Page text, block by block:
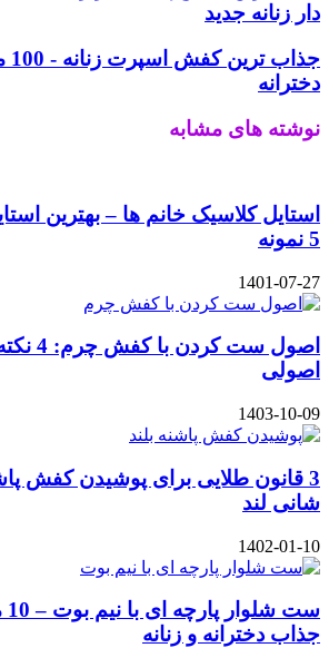
دار زنانه جدید
دخترانه
نوشته های مشابه
استایل کلاسیک خانم‌ ها – بهترین
5 نمونه
1401-07-27
اصول ست
اصولی
1403-10-09
3 قانون طلایی برای پوشیدن کفش
شانی لند
1402-01-10
ست
جذاب دخترانه و زنانه